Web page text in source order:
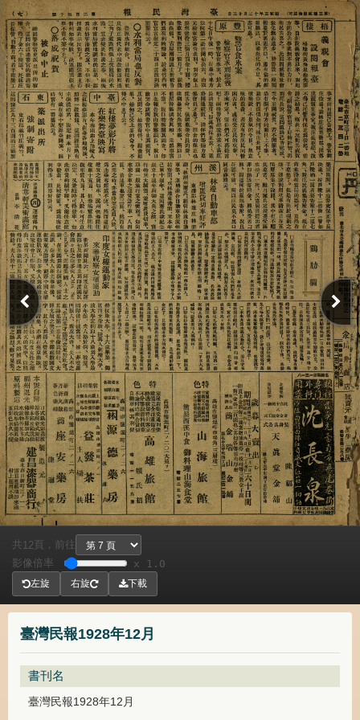
臺灣民報1928年12月
書刊名
臺灣民報1928年12月
共 12頁， 前往
影像倍率
x 1.0
左旋 右旋 下載